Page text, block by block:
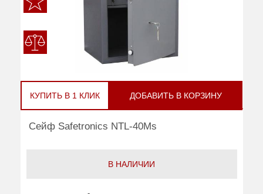
КУПИТЬ В 1 КЛИК ДОБАВИТЬ В КОРЗИНУ
Сейф Safetronics NTL-40Ms
В НАЛИЧИИ